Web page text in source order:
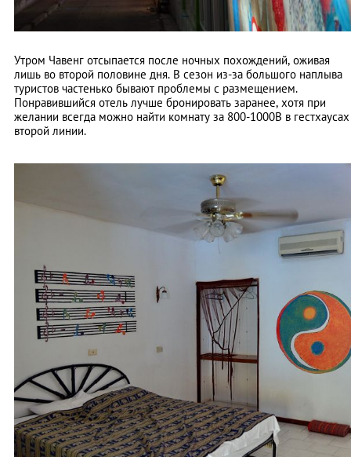
Утром Чавенг отсыпается после ночных похождений, оживая
лишь во второй половине дня. В сезон из-за большого наплыва
туристов частенько бывают проблемы с размещением.
Понравившийся отель лучше бронировать заранее, хотя при
желании всегда можно найти комнату за 800-1000В в гестхаусах
второй линии.